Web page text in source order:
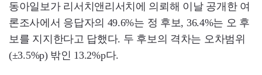
동아일보가 리서치앤리서치에 의뢰해 이날 공개한 여
론조사에서 응답자의 49.6%는 정 후보, 36.4%는 오 후
보를 지지한다고 답했다. 두 후보의 격차는 오차범위
(±3.5%p) 밖인 13.2%p다.